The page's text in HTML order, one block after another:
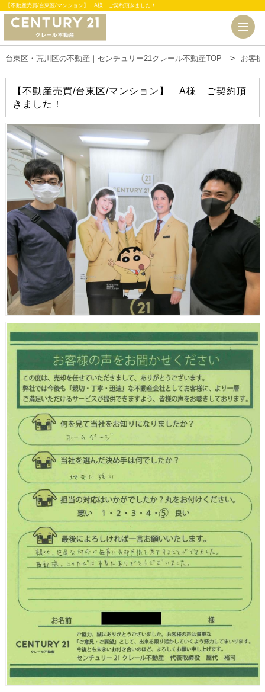
【不動産売買/台東区/マンション】 A様 ご契約頂きました！
台東区・荒川区の不動産｜センチュリー21クレール不動産TOP お客
【不動産売買/台東区/マンション】 A様 ご契約頂
きました！